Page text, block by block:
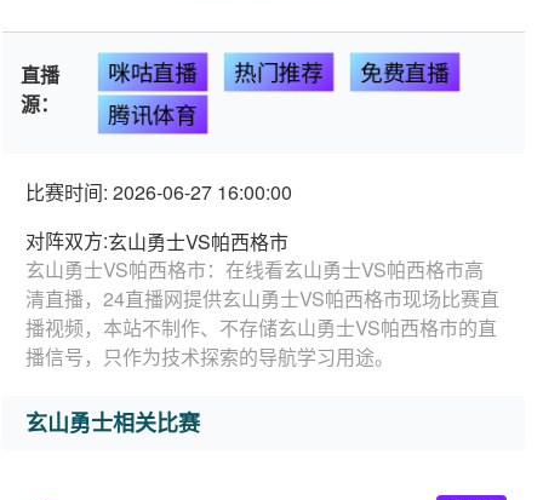
直播
源：
咪咕直播 热门推荐
免费直播
腾讯体育
比赛时间: 2026-06-27 16:00:00
对阵双方:玄山勇士VS帕西格市
玄山勇士VS帕西格市：在线看玄山勇士VS帕西格市高
清直播，24直播网提供玄山勇士VS帕西格市现场比赛直
播视频，本站不制作、不存储玄山勇士VS帕西格市的直
播信号，只作为技术探索的导航学习用途。
玄山勇士相关比赛